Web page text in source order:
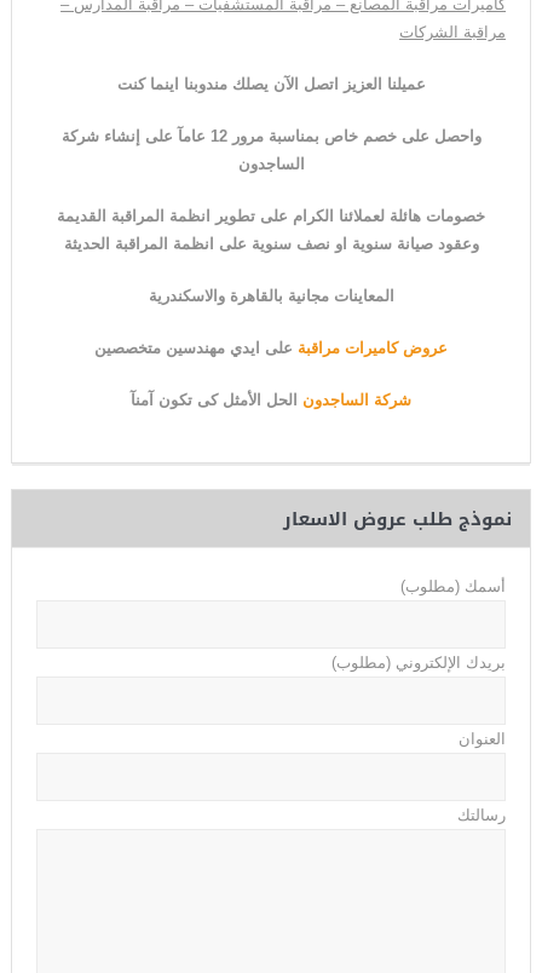
كاميرات مراقبة المصانع – مراقبة المستشفيات – مراقبة المدارس –
مراقبة الشركات
عميلنا العزيز اتصل الآن يصلك مندوبنا اينما كنت
واحصل على خصم خاص بمناسبة مرور 12 عامآ على إنشاء شركة
الساجدون
خصومات هائلة لعملائنا الكرام على تطوير انظمة المراقبة القديمة
وعقود صيانة سنوية او نصف سنوية على انظمة المراقبة الحديثة
المعاينات مجانية بالقاهرة والاسكندرية
عروض كاميرات مراقبة على ايدي مهندسين متخصصين
شركة الساجدون الحل الأمثل كى تكون آمنآ
نموذج طلب عروض الاسعار
أسمك (مطلوب)
بريدك الإلكتروني (مطلوب)
العنوان
رسالتك